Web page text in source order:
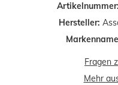
Artikelnummer:
Hersteller:
Fragen
Mehr